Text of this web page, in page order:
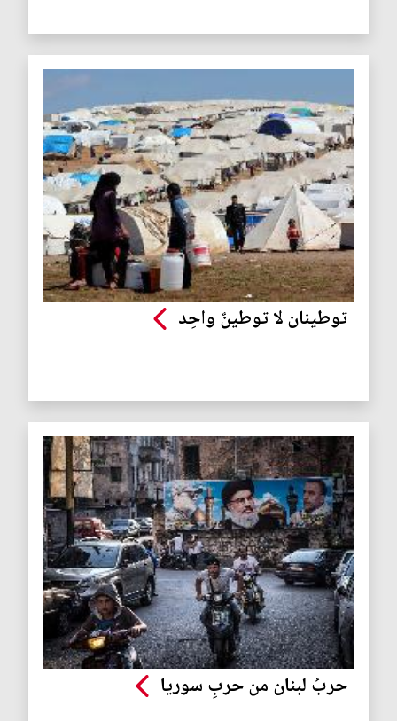
توطينان لا توطينٌ واحِد
حربُ لبنان من حربِ سوريا